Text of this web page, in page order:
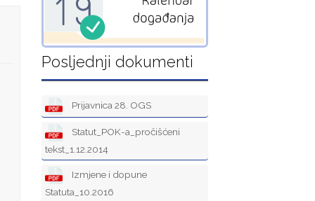
Posljednji dokumenti
Prijavnica 28. OGS
Statut_POK-a_pročišćeni
tekst_1.12.2014
Izmjene i dopune
Statuta_10.2016